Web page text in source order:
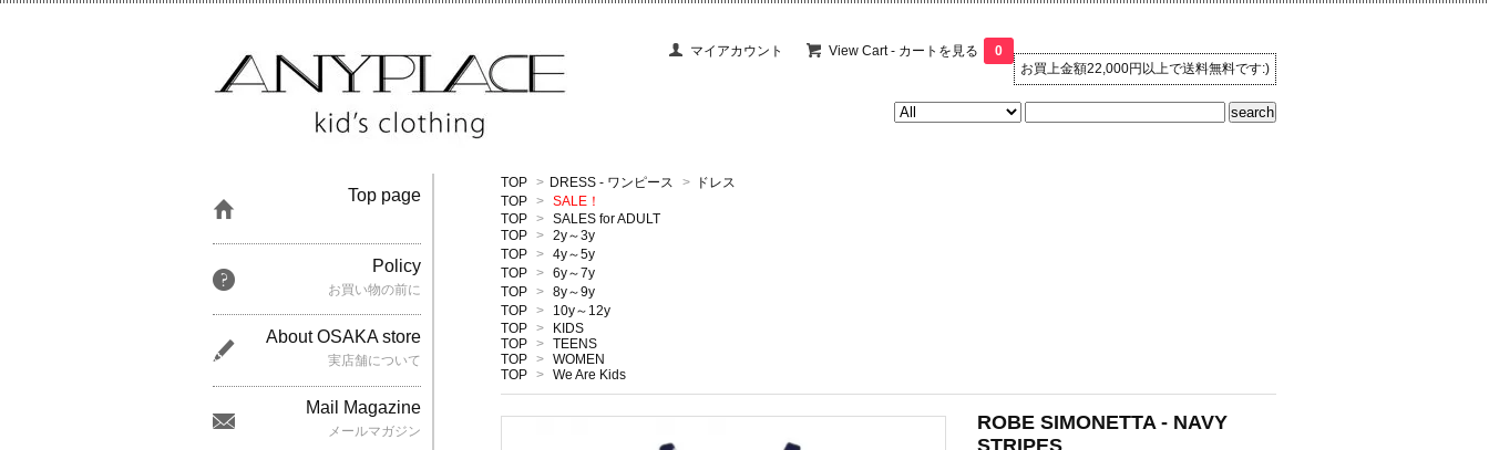
お買上金額22,000円以上で送料無料です:)
マイアカウント View Cart - カートを見る 0
TOP > DRESS - ワンピース >
ドレス
TOP > SALE！
TOP > SALES for ADULT
TOP > 2y～3y
TOP > 4y～5y
TOP > 6y～7y
TOP > 8y～9y
TOP >
10y～12y
TOP >
KIDS
TOP > TEENS
TOP > WOMEN
TOP > We Are Kids
ROBE SIMONETTA - NAVY
STRIPES
Top page
Policy
お買い物の前に
About OSAKA store
実店舗について
Mail Magazine
メールマガジン